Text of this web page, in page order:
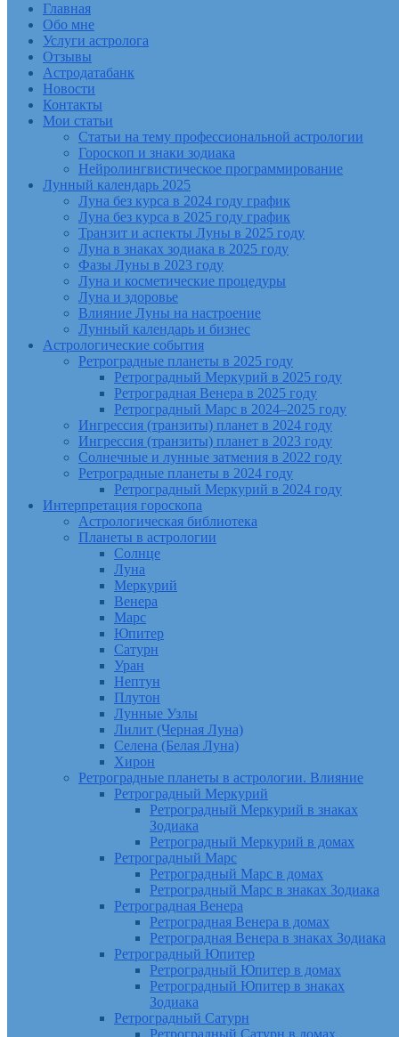
Главная
Обо мне
Услуги астролога
Отзывы
Астродатабанк
Новости
Контакты
Мои статьи
Статьи на тему профессиональной астрологии
Гороскоп и знаки зодиака
Нейролингвистическое программирование
Лунный календарь 2025
Луна без курса в 2024 году график
Луна без курса в 2025 году график
Транзит и аспекты Луны в 2025 году
Луна в знаках зодиака в 2025 году
Фазы Луны в 2023 году
Луна и косметические процедуры
Луна и здоровье
Влияние Луны на настроение
Лунный календарь и бизнес
Астрологические события
Ретроградные планеты в 2025 году
Ретроградный Меркурий в 2025 году
Ретроградная Венера в 2025 году
Ретроградный Марс в 2024–2025 году
Ингрессия (транзиты) планет в 2024 году
Ингрессия (транзиты) планет в 2023 году
Солнечные и лунные затмения в 2022 году
Ретроградные планеты в 2024 году
Ретроградный Меркурий в 2024 году
Интерпретация гороскопа
Астрологическая библиотека
Планеты в астрологии
Солнце
Луна
Меркурий
Венера
Марс
Юпитер
Сатурн
Уран
Нептун
Плутон
Лунные Узлы
Лилит (Черная Луна)
Селена (Белая Луна)
Хирон
Ретроградные планеты в астрологии. Влияние
Ретроградный Меркурий
Ретроградный Меркурий в знаках
Зодиака
Ретроградный Меркурий в домах
Ретроградный Марс
Ретроградный Марс в домах
Ретроградный Марс в знаках Зодиака
Ретроградная Венера
Ретроградная Венера в домах
Ретроградная Венера в знаках Зодиака
Ретроградный Юпитер
Ретроградный Юпитер в домах
Ретроградный Юпитер в знаках
Зодиака
Ретроградный Сатурн
Ретроградный Сатурн в домах